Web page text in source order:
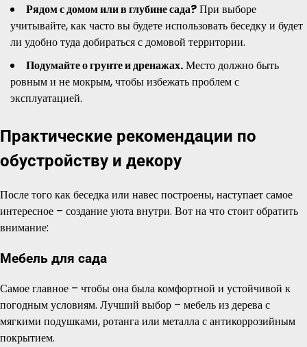
Рядом с домом или в глубине сада?При выборе
учитывайте, как часто вы будете использовать беседку и будет
ли удобно туда добираться с домовой территории.
Подумайте о грунте и дренажах.Место должно быть
ровным и не мокрым, чтобы избежать проблем с
эксплуатацией.
Практические рекомендации по
обустройству и декору
После того как беседка или навес построены, наступает самое
интересное – создание уюта внутри. Вот на что стоит обратить
внимание:
Мебель для сада
Самое главное – чтобы она была комфортной и устойчивой к
погодным условиям. Лучший выбор – мебель из дерева с
мягкими подушками, ротанга или металла с антикоррозийным
покрытием.